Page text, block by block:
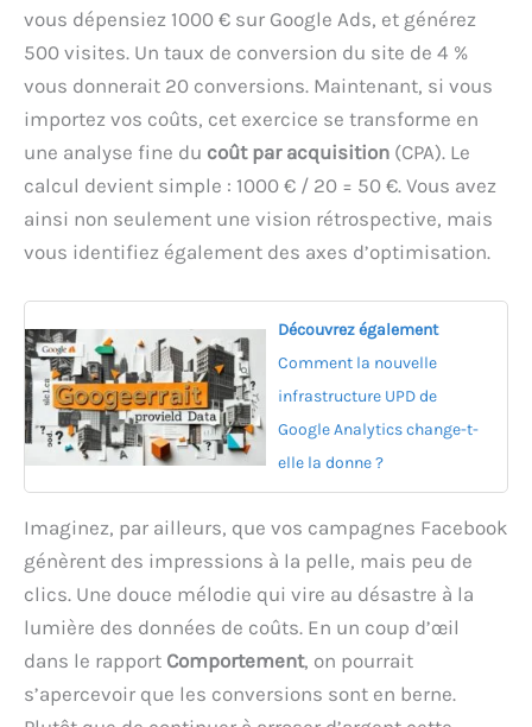
vous dépensiez 1000 € sur Google Ads, et générez
500 visites. Un taux de conversion du site de 4 %
vous donnerait 20 conversions. Maintenant, si vous
importez vos coûts, cet exercice se transforme en
une analyse fine du coût par acquisition (CPA). Le
calcul devient simple : 1000 € / 20 = 50 €. Vous avez
ainsi non seulement une vision rétrospective, mais
vous identifiez également des axes d’optimisation.
Découvrez également
Comment la nouvelle
infrastructure UPD de
Google Analytics change-t-
elle la donne ?
Imaginez, par ailleurs, que vos campagnes Facebook
génèrent des impressions à la pelle, mais peu de
clics. Une douce mélodie qui vire au désastre à la
lumière des données de coûts. En un coup d’œil
dans le rapport Comportement, on pourrait
s’apercevoir que les conversions sont en berne.